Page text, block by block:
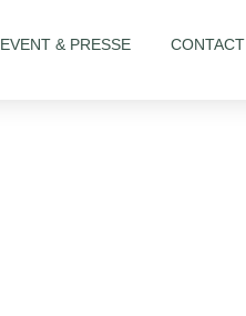
EVENT & PRESSE CONTACT